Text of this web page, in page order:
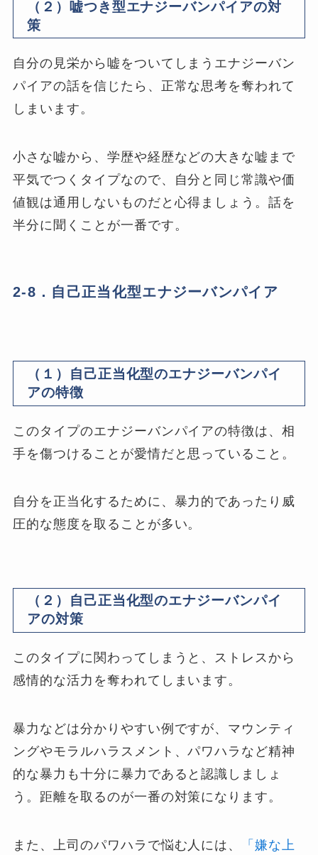
（２）嘘つき型エナジーバンパイアの対
策
自分の見栄から嘘をついてしまうエナジーバン
パイアの話を信じたら、正常な思考を奪われて
しまいます。
小さな嘘から、学歴や経歴などの大きな嘘まで
平気でつくタイプなので、自分と同じ常識や価
値観は通用しないものだと心得ましょう。話を
半分に聞くことが一番です。
2-8．自己正当化型エナジーバンパイア
（１）自己正当化型のエナジーバンパイ
アの特徴
このタイプのエナジーバンパイアの特徴は、相
手を傷つけることが愛情だと思っていること。
自分を正当化するために、暴力的であったり威
圧的な態度を取ることが多い。
（２）自己正当化型のエナジーバンパイ
アの対策
このタイプに関わってしまうと、ストレスから
感情的な活力を奪われてしまいます。
暴力などは分かりやすい例ですが、マウンティ
ングやモラルハラスメント、パワハラなど精神
的な暴力も十分に暴力であると認識しましょ
う。距離を取るのが一番の対策になります。
また、上司のパワハラで悩む人には、
「嫌な上